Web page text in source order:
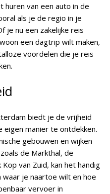
huren van een auto in de
als je de regio in je
je nu een zakelijke reis
een dagtrip wilt maken,
voordelen die je reis
biedt je de vrijheid
manier te ontdekken.
gebouwen en wijken
de Markthal, de
van Zuid, kan het handig
waar je naartoe wilt en hoe
vervoer in